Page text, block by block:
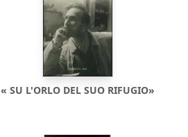
« SU L'ORLO DEL SUO RIFUGIO»